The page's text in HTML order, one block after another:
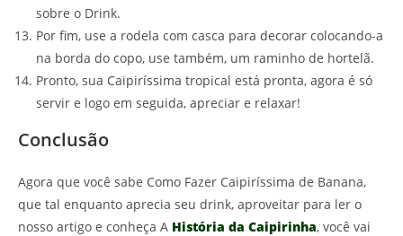
sobre o Drink.
Por fim, use a rodela com casca para decorar colocando-a
na borda do copo, use também, um raminho de hortelã.
Pronto, sua Caipiríssima tropical está pronta, agora é só
servir e logo em seguida, apreciar e relaxar!
Conclusão
Agora que você sabe Como Fazer Caipiríssima de Banana,
que tal enquanto aprecia seu drink, aproveitar para ler o
nosso artigo e conheça A História da Caipirinha, você vai